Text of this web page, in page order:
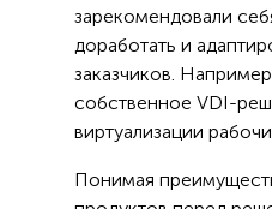
зарекомендовали
доработать и
заказчиков.
собственное VDI-
виртуализации
Понимая